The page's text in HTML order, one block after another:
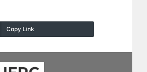
Copy Link